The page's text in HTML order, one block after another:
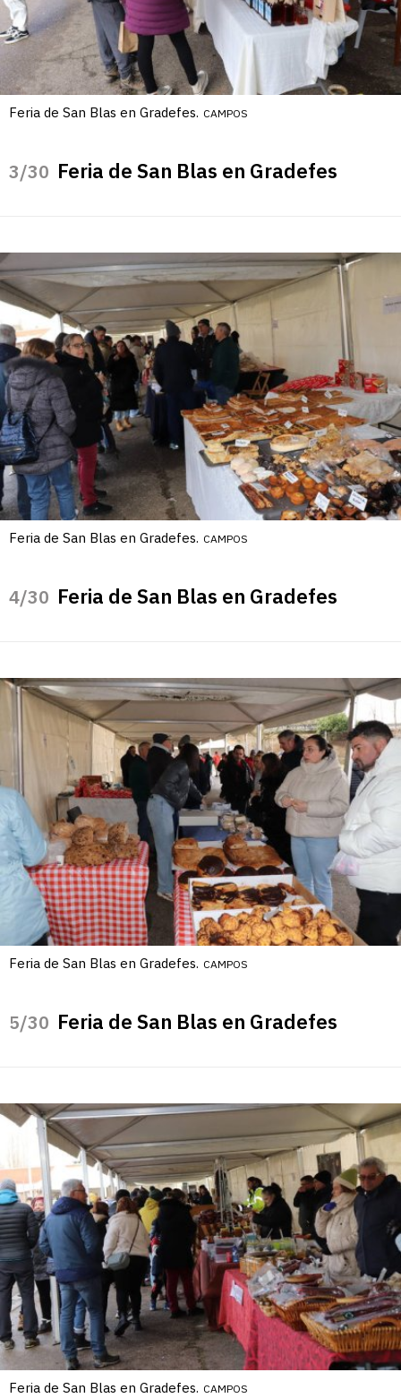
Feria de San Blas en Gradefes. CAMPOS
/30 Feria de San Blas en Gradefes
Feria de San Blas en Gradefes. CAMPOS
/30 Feria de San Blas en Gradefes
Feria de San Blas en Gradefes. CAMPOS
/30 Feria de San Blas en Gradefes
Feria de San Blas en Gradefes. CAMPOS